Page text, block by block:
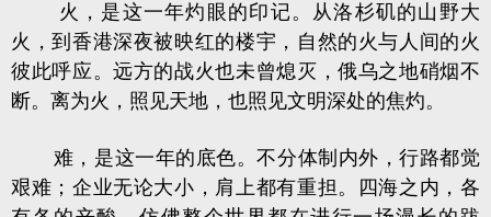
火，是这一年灼眼的印记。从洛杉矶的山野大
火，到香港深夜被映红的楼宇，自然的火与人间的火
彼此呼应。远方的战火也未曾熄灭，俄乌之地硝烟不
断。离为火，照见天地，也照见文明深处的焦灼。
难，是这一年的底色。不分体制内外，行路都觉
艰难；企业无论大小，肩上都有重担。四海之内，各